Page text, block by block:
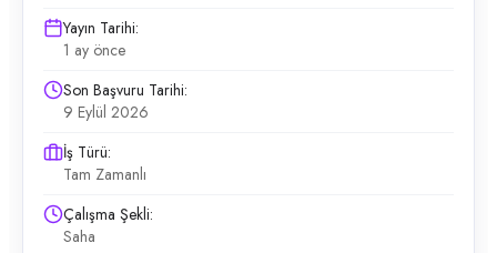
Yayın Tarihi:
1 ay önce
Son Başvuru Tarihi:
9 Eylül 2026
İş Türü:
Tam Zamanlı
Çalışma Şekli:
Saha